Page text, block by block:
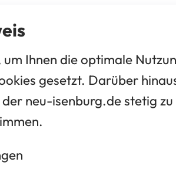
Ihnen die optimale
gesetzt. Darüber
neu-isenburg.de stetig